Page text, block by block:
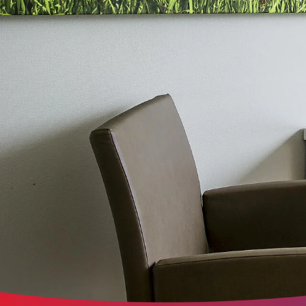
der Website erforderlich.
Content-Management-System-Cookie
Name:
Anbieter:
TYPO3
Zweck:
Dient der Identifizierung eines Anwenders und der besseren
Cookie Laufzeit:
Session
Sitzungs-Cookie
PHPSESSID
Artemed SE
Behält die Zustände des Benutzers bei allen Seitenanfragen bei.
Session
Einverständnis-Cookie
cookie_consent
Anbieter:
Artemed SE